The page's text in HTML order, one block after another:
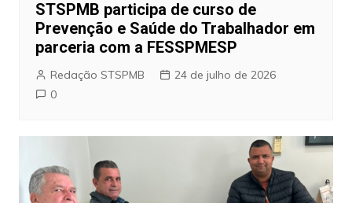
STSPMB participa de curso de
Prevenção e Saúde do Trabalhador em
parceria com a FESSPMESP
Redação STSPMB
24 de julho de 2026
0